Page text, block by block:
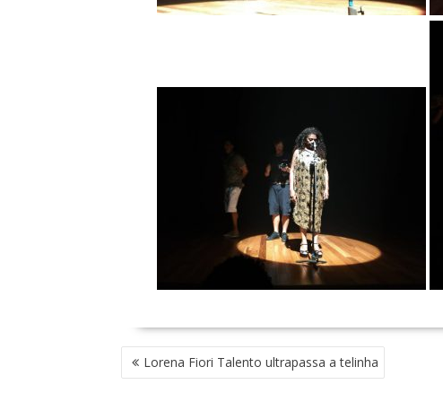
N
A
Lorena Fiori Talento ultrapassa a telinha